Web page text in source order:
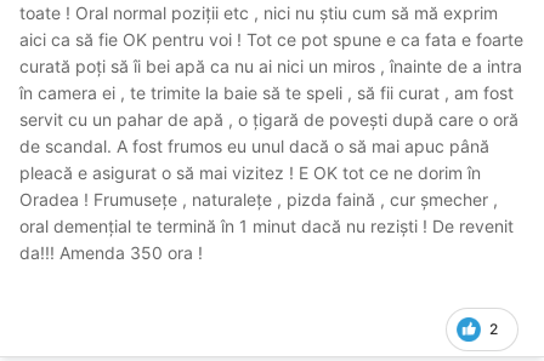
toate ! Oral normal poziții etc , nici nu știu cum să mă exprim
aici ca să fie OK pentru voi ! Tot ce pot spune e ca fata e foarte
curată poți să îi bei apă ca nu ai nici un miros , înainte de a intra
în camera ei , te trimite la baie să te speli , să fii curat , am fost
servit cu un pahar de apă , o țigară de povești după care o oră
de scandal. A fost frumos eu unul dacă o să mai apuc până
pleacă e asigurat o să mai vizitez ! E OK tot ce ne dorim în
Oradea ! Frumusețe , naturalețe , pizda faină , cur șmecher ,
oral demențial te termină în 1 minut dacă nu reziști ! De revenit
da!!! Amenda 350 ora !
2